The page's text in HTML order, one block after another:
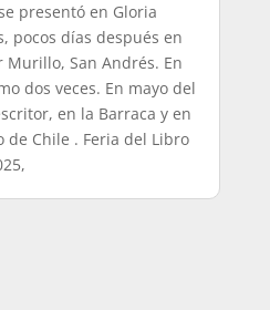
presentó en Gloria
pocos días después en
San Andrés. En
dos veces. En mayo del
en la Barraca y en
de Chile . Feria del Libro